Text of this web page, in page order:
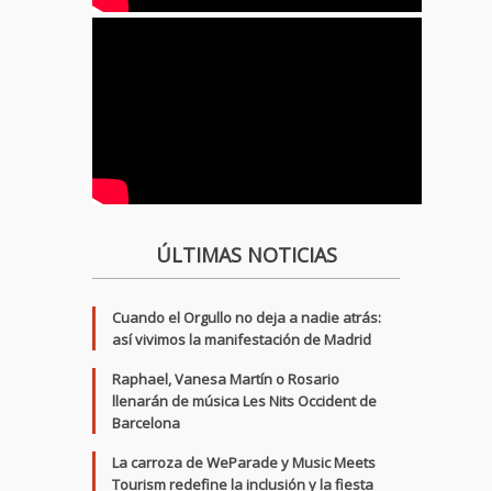
ÚLTIMAS NOTICIAS
Cuando el Orgullo no deja a nadie atrás:
así vivimos la manifestación de Madrid
Raphael, Vanesa Martín o Rosario
llenarán de música Les Nits Occident de
Barcelona
La carroza de WeParade y Music Meets
Tourism redefine la inclusión y la fiesta